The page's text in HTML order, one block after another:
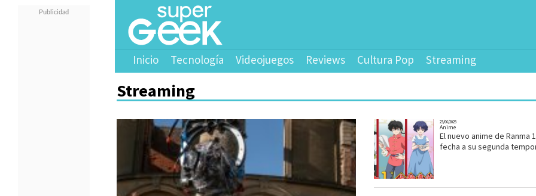
Inicio Tecnología Videojuegos Reviews Cultura Pop Streaming
Streaming
23/06/2025
Anime
El nuevo anime de Ranma
fecha a su segunda